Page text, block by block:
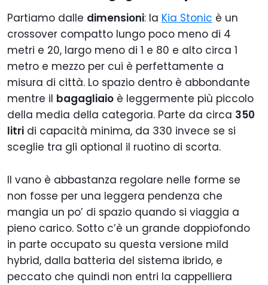
Partiamo dalle dimensioni: la Kia Stonic è un
crossover compatto lungo poco meno di 4
metri e 20, largo meno di 1 e 80 e alto circa 1
metro e mezzo per cui è perfettamente a
misura di città. Lo spazio dentro è abbondante
mentre il bagagliaio è leggermente più piccolo
della media della categoria. Parte da circa 350
litri di capacità minima, da 330 invece se si
sceglie tra gli optional il ruotino di scorta.
Il vano è abbastanza regolare nelle forme se
non fosse per una leggera pendenza che
mangia un po’ di spazio quando si viaggia a
pieno carico. Sotto c’è un grande doppiofondo
in parte occupato su questa versione mild
hybrid, dalla batteria del sistema ibrido, e
peccato che quindi non entri la cappelliera